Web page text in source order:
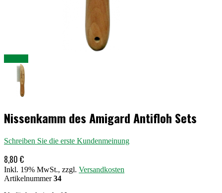
Nissenkamm des Amigard Antifloh Sets
Schreiben Sie die erste Kundenmeinung
8,80 €
Inkl. 19% MwSt., zzgl. Versandkosten
Artikelnummer34